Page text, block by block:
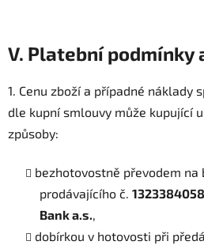
V. Platební podmínky
1. Cenu zboží a případné náklady
dle kupní smlouvy může kupující
způsoby:
bezhotovostně převodem na
prodávajícího č.
Bank a.s.,
dobírkou v hotovosti při